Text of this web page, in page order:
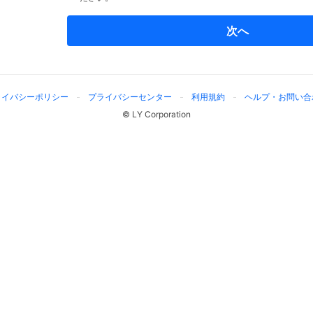
次へ
バシーポリシー プライバシーセンター 利用規約
ヘルプ・お問い
© LY Corporation